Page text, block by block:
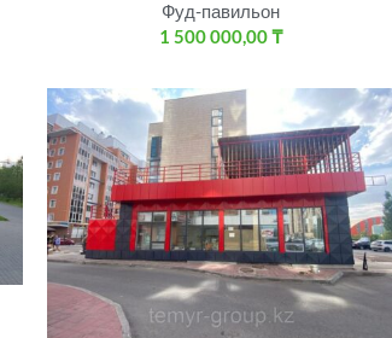
Фуд-павильон
1 500 000,00₸